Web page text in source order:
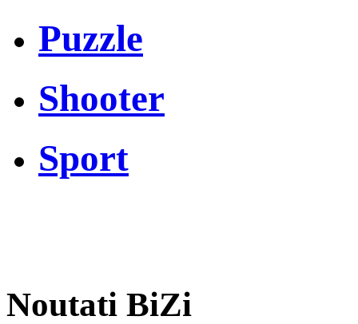
Puzzle
Shooter
Sport
Noutati BiZi